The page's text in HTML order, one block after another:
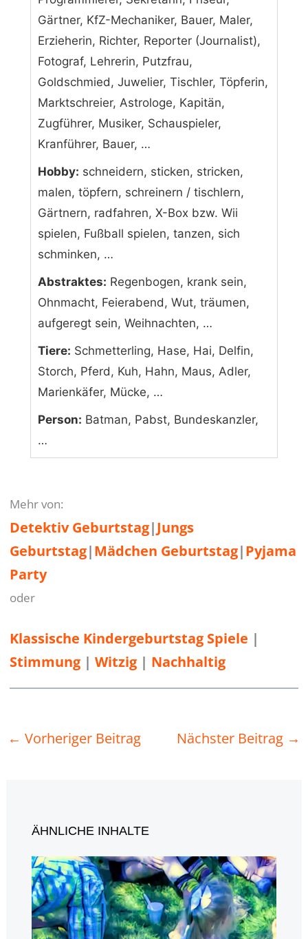
Gärtner, KfZ-Mechaniker, Bauer, Maler,
Erzieherin, Richter, Reporter (Journalist),
Fotograf, Lehrerin, Putzfrau,
Goldschmied, Juwelier, Tischler, Töpferin,
Marktschreier, Astrologe, Kapitän,
Zugführer, Musiker, Schauspieler,
Kranführer, Bauer, …
Hobby: schneidern, sticken, stricken,
malen, töpfern, schreinern / tischlern,
Gärtnern, radfahren, X-Box bzw. Wii
spielen, Fußball spielen, tanzen, sich
schminken, …
Abstraktes: Regenbogen, krank sein,
Ohnmacht, Feierabend, Wut, träumen,
aufgeregt sein, Weihnachten, …
Tiere: Schmetterling, Hase, Hai, Delfin,
Storch, Pferd, Kuh, Hahn, Maus, Adler,
Marienkäfer, Mücke, …
Person: Batman, Pabst, Bundeskanzler,
…
Mehr von:
Detektiv Geburtstag|Jungs
Geburtstag|Mädchen Geburtstag|Pyjama
Party
oder
Klassische Kindergeburtstag Spiele
Stimmung | Witzig | Nachhaltig
← Vorheriger Beitrag Nächster Beitrag →
ÄHNLICHE INHALTE